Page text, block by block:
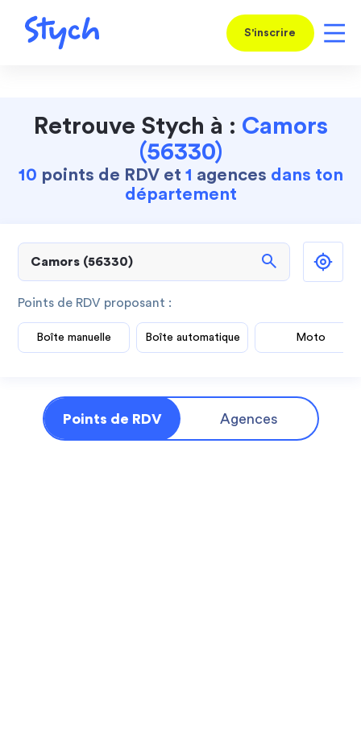
S'inscrire
Retrouve Stych à : Camors
(56330)
10 points de RDV et 1 agences dans ton
département
search
Points de RDV proposant :
Boîte manuelle Boîte automatique Moto
Points de RDV Agences